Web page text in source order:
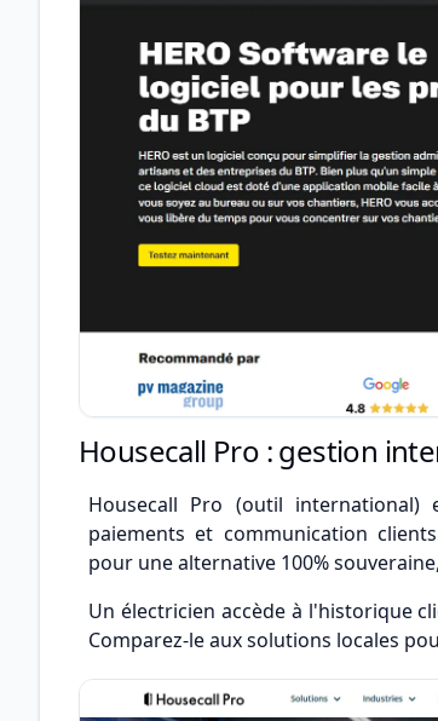
Housecall Pro : gestion
Housecall Pro (outil international)
paiements et communication
pour une alternative 100%
Un électricien accède à l'historique
Comparez-le aux solutions locales